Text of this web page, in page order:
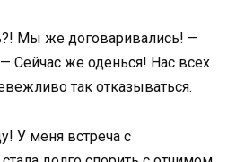
Мы же договаривались! —
Сейчас же оденься! Нас всех
так отказываться.
У меня встреча с